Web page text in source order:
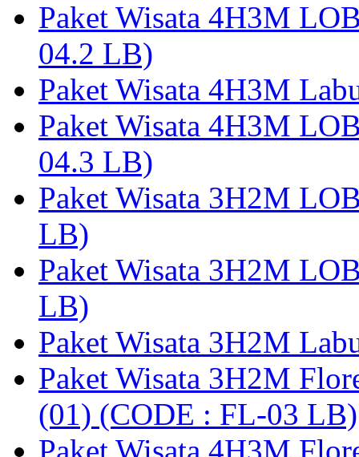
Paket Wisata 4H3M
04.2 LB)
Paket Wisata 4H3M
Paket Wisata 4H3M
04.3 LB)
Paket Wisata 3H2M
LB)
Paket Wisata 3H2M
LB)
Paket Wisata 3H2M
Paket Wisata 3H2M
(01) (CODE : FL-03 LB)